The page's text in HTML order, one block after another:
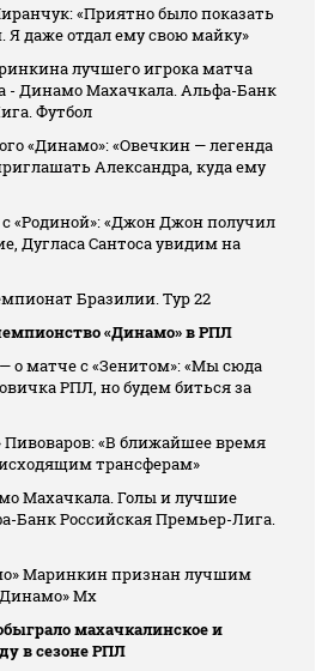
«Приятно было показать
даже отдал ему свою майку»
лучшего игрока матча
- Динамо Махачкала. Альфа-Банк
Футбол
«Динамо»: «Овечкин — легенда
Александра, куда ему
«Родиной»: «Джон Джон получил
Дугласа Сантоса увидим на
Бразилии. Тур 22
«Динамо» в РПЛ
о матче с «Зенитом»: «Мы сюда
РПЛ, но будем биться за
«В ближайшее время
трансферам»
Махачкала. Голы и лучшие
Банк Российская Премьер-Лига.
Маринкин признан лучшим
Мх
махачкалинское и
в сезоне РПЛ